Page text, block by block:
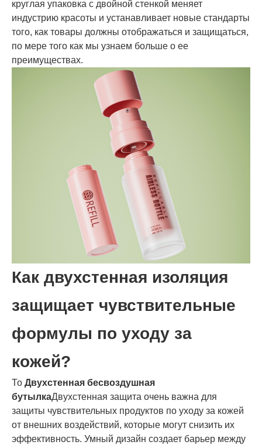
круглая упаковка с двойной стенкой меняет
индустрию красоты и устанавливает новые стандарты
того, как товары должны отображаться и защищаться,
по мере того как мы узнаем больше о ее
преимуществах.
Как двухстенная изоляция
защищает чувствительные
формулы по уходу за
кожей?
То Двухстенная бесвоздушная
бутылкаДвухстенная защита очень важна для
защиты чувствительных продуктов по уходу за кожей
от внешних воздействий, которые могут снизить их
эффективность. Умный дизайн создает барьер между